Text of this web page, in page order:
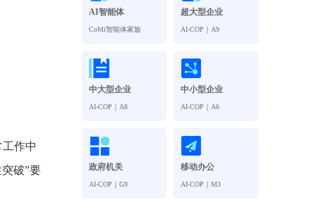
AI智能体
CoMi智能体家族
超大型企业
AI-COP｜A9
中大型企业
AI-COP｜A8
中小型企业
AI-COP｜A6
政府机关
AI-COP｜G9
移动办公
AI-COP｜M3
作中
破”要